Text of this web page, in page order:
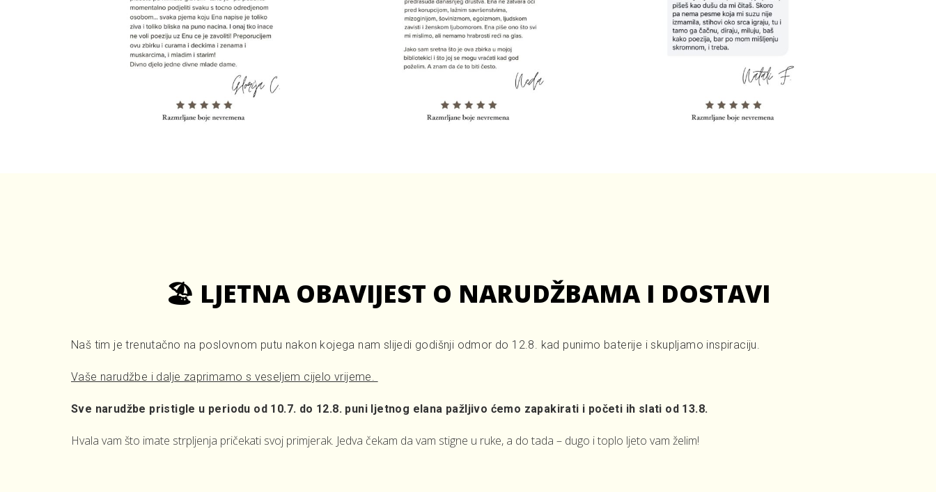
🏖️ LJETNA OBAVIJEST O NARUDŽBAMA I DOSTAVI
Naš tim je trenutačno na poslovnom putu nakon kojega nam slijedi godišnji odmor do 12.8. kad punimo baterije i skupljamo inspiraciju.
Vaše narudžbe i dalje zaprimamo s veseljem cijelo vrijeme.
Sve narudžbe pristigle u periodu od 10.7. do 12.8. puni ljetnog elana pažljivo ćemo zapakirati i početi ih slati od 13.8.
Hvala vam što imate strpljenja pričekati svoj primjerak. Jedva čekam da vam stigne u ruke, a do tada – dugo i toplo ljeto vam želim!